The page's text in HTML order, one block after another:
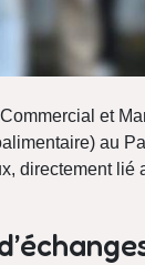
et
au
directement lié